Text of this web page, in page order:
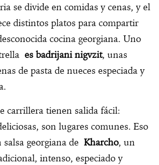
se divide en comidas y cenas, y el
distintos platos para compartir
cocina georgiana. Uno
es badrijani nigvzit, unas
de pasta de nueces especiada y
carrillera tienen salida fácil:
son lugares comunes. Eso
georgiana de Kharcho, un
intenso, especiado y